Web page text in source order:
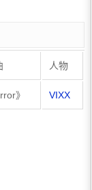
人物
》 VIXX